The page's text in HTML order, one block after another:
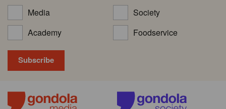
Media
Society
Academy
Foodservice